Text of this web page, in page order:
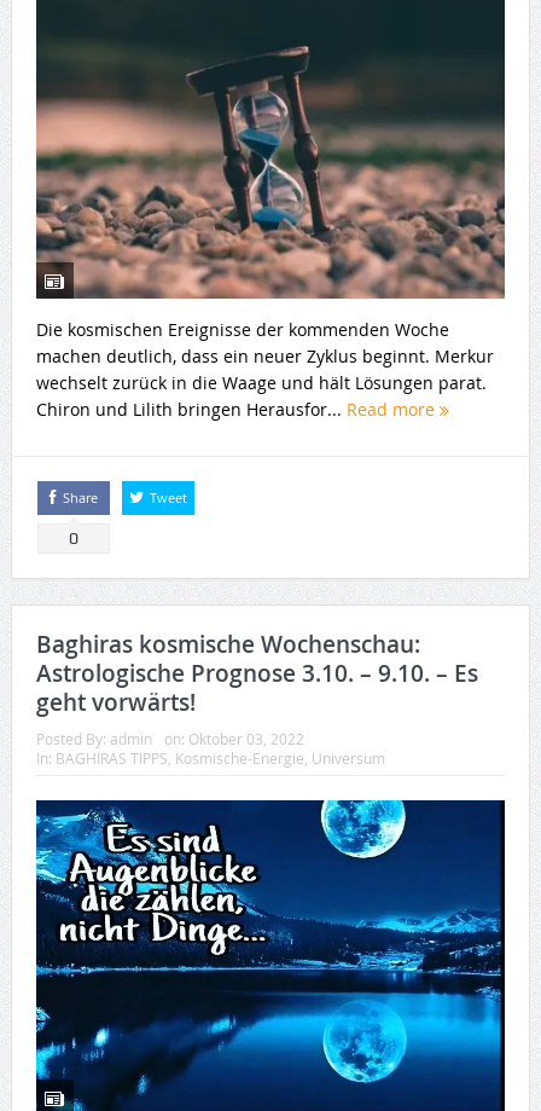
Die kosmischen Ereignisse der kommenden Woche
machen deutlich, dass ein neuer Zyklus beginnt. Merkur
wechselt zurück in die Waage und hält Lösungen parat.
Chiron und Lilith bringen Herausfor... Read more
Share
0
Tweet
Baghiras kosmische Wochenschau:
Astrologische Prognose 3.10. – 9.10. – Es
geht vorwärts!
Posted By: admin on: Oktober 03, 2022
In: BAGHIRAS TIPPS Kosmische-Energie Universum